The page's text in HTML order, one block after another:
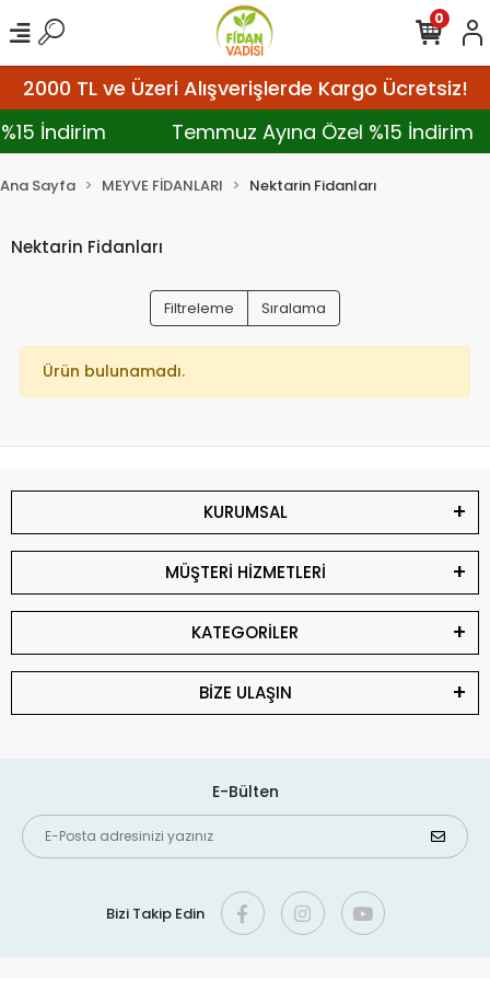
2000 TL ve Üzeri Alışverişlerde Kargo Ücretsiz!
İndirim
Temmuz Ayına Özel %15 İndirim
0
Ana Sayfa MEYVE FİDANLARI Nektarin Fidanları
Nektarin Fidanları
Filtreleme Sıralama
Ürün bulunamadı.
KURUMSAL
MÜŞTERİ HİZMETLERİ
KATEGORİLER
BİZE ULAŞIN
E-Bülten
Bizi Takip Edin